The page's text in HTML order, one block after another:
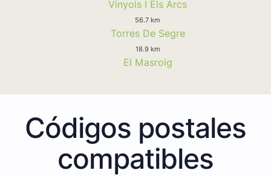
Vinyols I Els Arcs
56.7 km
Torres De Segre
18.9 km
El Masroig
Códigos postales
compatibles